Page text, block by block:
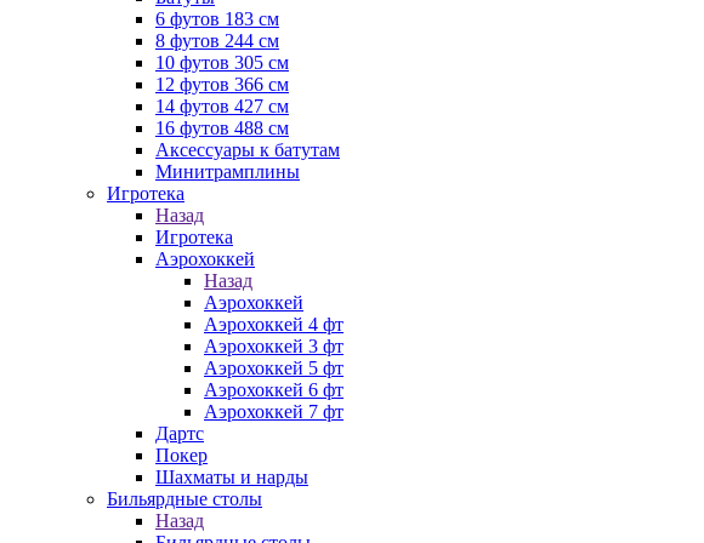
6 футов 183 см
8 футов 244 см
10 футов 305 см
12 футов 366 см
14 футов 427 см
16 футов 488 см
Аксессуары к батутам
Минитрамплины
Игротека
Назад
Игротека
Аэрохоккей
Назад
Аэрохоккей
Аэрохоккей 4 фт
Аэрохоккей 3 фт
Аэрохоккей 5 фт
Аэрохоккей 6 фт
Аэрохоккей 7 фт
Дартс
Покер
Шахматы и нарды
Бильярдные столы
Назад